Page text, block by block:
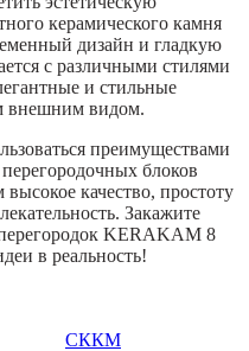
керамического камня
дизайн и гладкую
с различными стилями
и стильные
внешним видом.
преимуществами
блоков
качество, простоту
Закажите
KERAKAM 8
в реальность!
СККМ